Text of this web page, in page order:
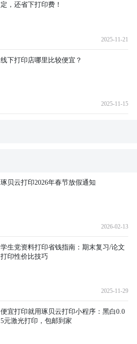
定，还省下打印费！
2025-11-21
线下打印店哪里比较便宜？
2025-11-15
琢贝云打印2026年春节放假通知
2026-02-13
学生党资料打印省钱指南：期末复习/论文
打印性价比技巧
2025-11-29
便宜打印就用琢贝云打印小程序：黑白0.0
5元激光打印，包邮到家